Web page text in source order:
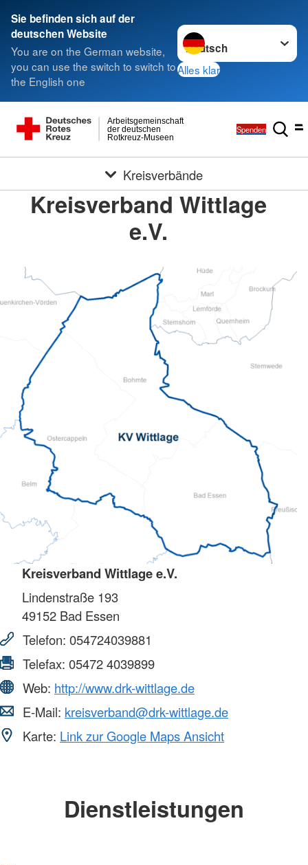
Sie befinden sich auf der
deutschen Website
You are on the German website,
you can use the switch to switch to
the English one
Sprache wechseln zu
Alles klar
Rotkreuz-Museen
der deutschen
Arbeitsgemeinschaft
Spenden
Kreisverbände
Kreisverband Wittlage
e.V.
Kreisverband Wittlage e.V.
Lindenstraße 193
49152 Bad Essen
Telefon: 054724039881
Telefax: 05472 4039899
Web: http://www.drk-wittlage.de
E-Mail: kreisverband@drk-wittlage.de
Karte: Link zur Google Maps Ansicht
Dienstleistungen